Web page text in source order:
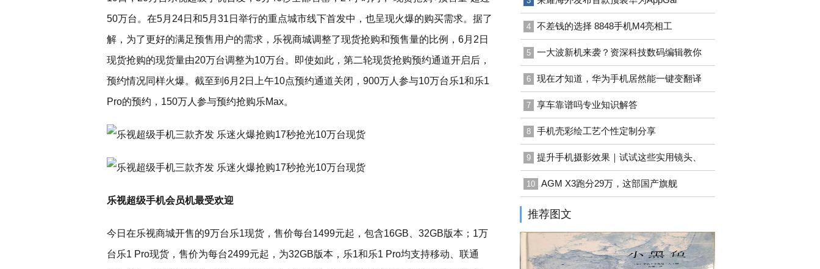
50万台。在5月24日和5月31日举行的重点城市线下首发中，也呈现火爆的购买需求。据了
解，为了更好的满足预售用户的需求，乐视商城调整了现货抢购和预售量的比例，6月2日
现货抢购的现货量由20万台调整为10万台。即使如此，第二轮现货抢购预约通道开启后，
预约情况同样火爆。截至到6月2日上午10点预约通道关闭，900万人参与10万台乐1和乐1
Pro的预约，150万人参与预约抢购乐Max。
乐视超级手机会员机最受欢迎
今日在乐视商城开售的9万台乐1现货，售价每台1499元起，包含16GB、32GB版本；1万
台乐1 Pro现货，售价为每台2499元起，为32GB版本，乐1和乐1 Pro均支持移动、联通
4 不差钱的选择 8848手机M4亮相工
5 一大波新机来袭？资深科技数码编辑教你
6 现在才知道，华为手机居然能一键变翻译
7 享车靠谱吗专业知识解答
8 手机壳彩绘工艺个性定制分享
9 提升手机摄影效果｜试试这些实用镜头、
10 AGM X3跑分29万，这部国产旗舰
推荐图文